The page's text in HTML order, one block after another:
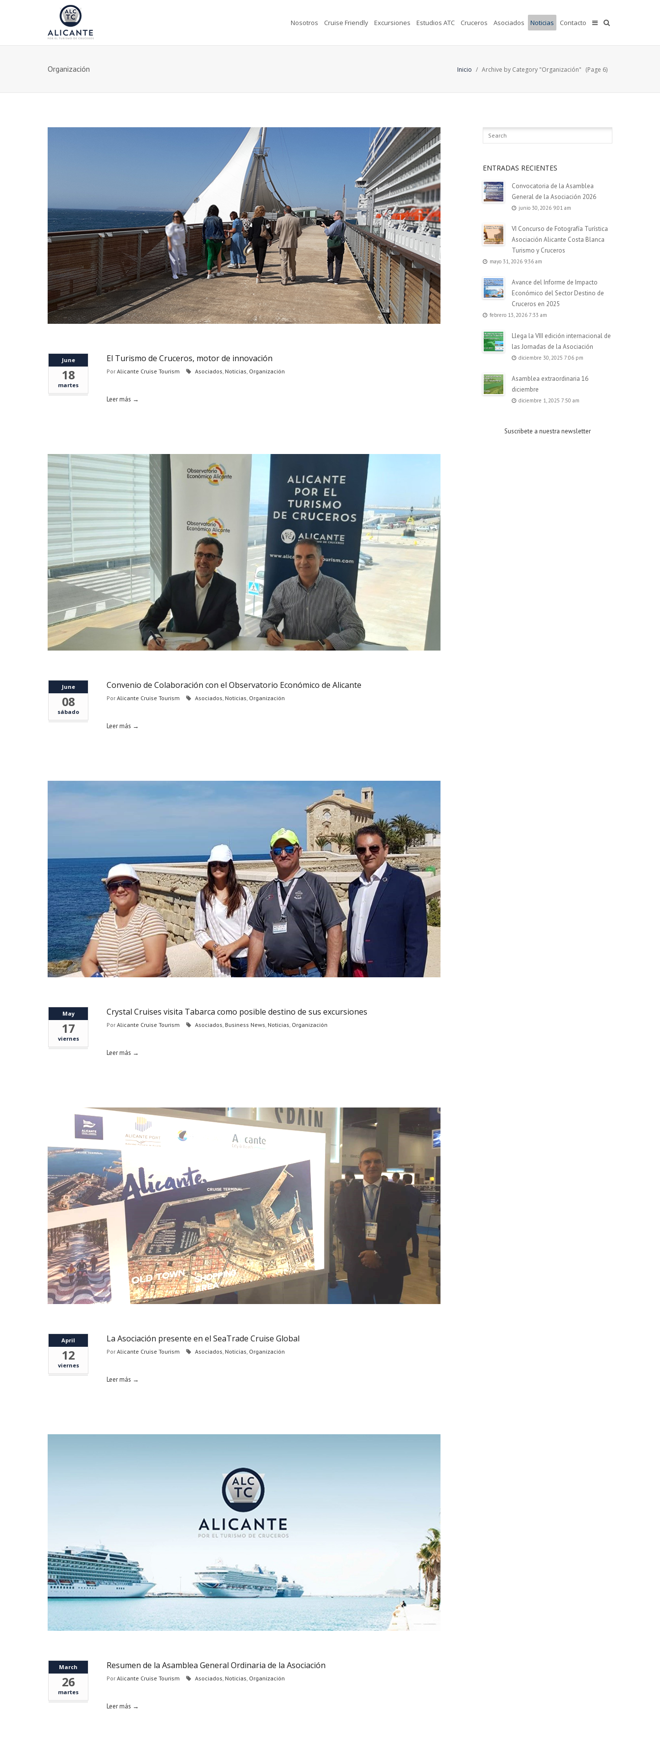
Nosotros Cruise Friendly Excursiones Estudios ATC Cruceros Asociados Noticias Contacto
Organización Inicio / Archive by Category "Organización" (Page 6)
martes
June
18
El Turismo de Cruceros, motor de innovación
Por Alicante Cruise Tourism Asociados, Noticias, Organización
Leer más →
sábado
June
08
Convenio de Colaboración con el Observatorio Económico de Alicante
Por Alicante Cruise Tourism Asociados, Noticias, Organización
Leer más →
viernes
May
17
Crystal Cruises visita Tabarca como posible destino de sus excursiones
Por Alicante Cruise Tourism Asociados, Business News, Noticias, Organización
Leer más →
viernes
April
12
La Asociación presente en el SeaTrade Cruise Global
Por Alicante Cruise Tourism Asociados, Noticias, Organización
Leer más →
martes
March
26
Resumen de la Asamblea General Ordinaria de la Asociación
Por Alicante Cruise Tourism Asociados, Noticias, Organización
Leer más →
ENTRADAS RECIENTES
Convocatoria de la Asamblea
General de la Asociación 2026
junio 30, 2026 9:01 am
VI Concurso de Fotografía Turística
Asociación Alicante Costa Blanca
Turismo y Cruceros
mayo 31, 2026 9:36 am
Avance del Informe de Impacto
Económico del Sector Destino de
Cruceros en 2025
febrero 13, 2026 7:33 am
Llega la VIII edición internacional de
las Jornadas de la Asociación
diciembre 30, 2025 7:06 pm
Asamblea extraordinaria 16
diciembre
diciembre 1, 2025 7:50 am
Suscribete a nuestra newsletter